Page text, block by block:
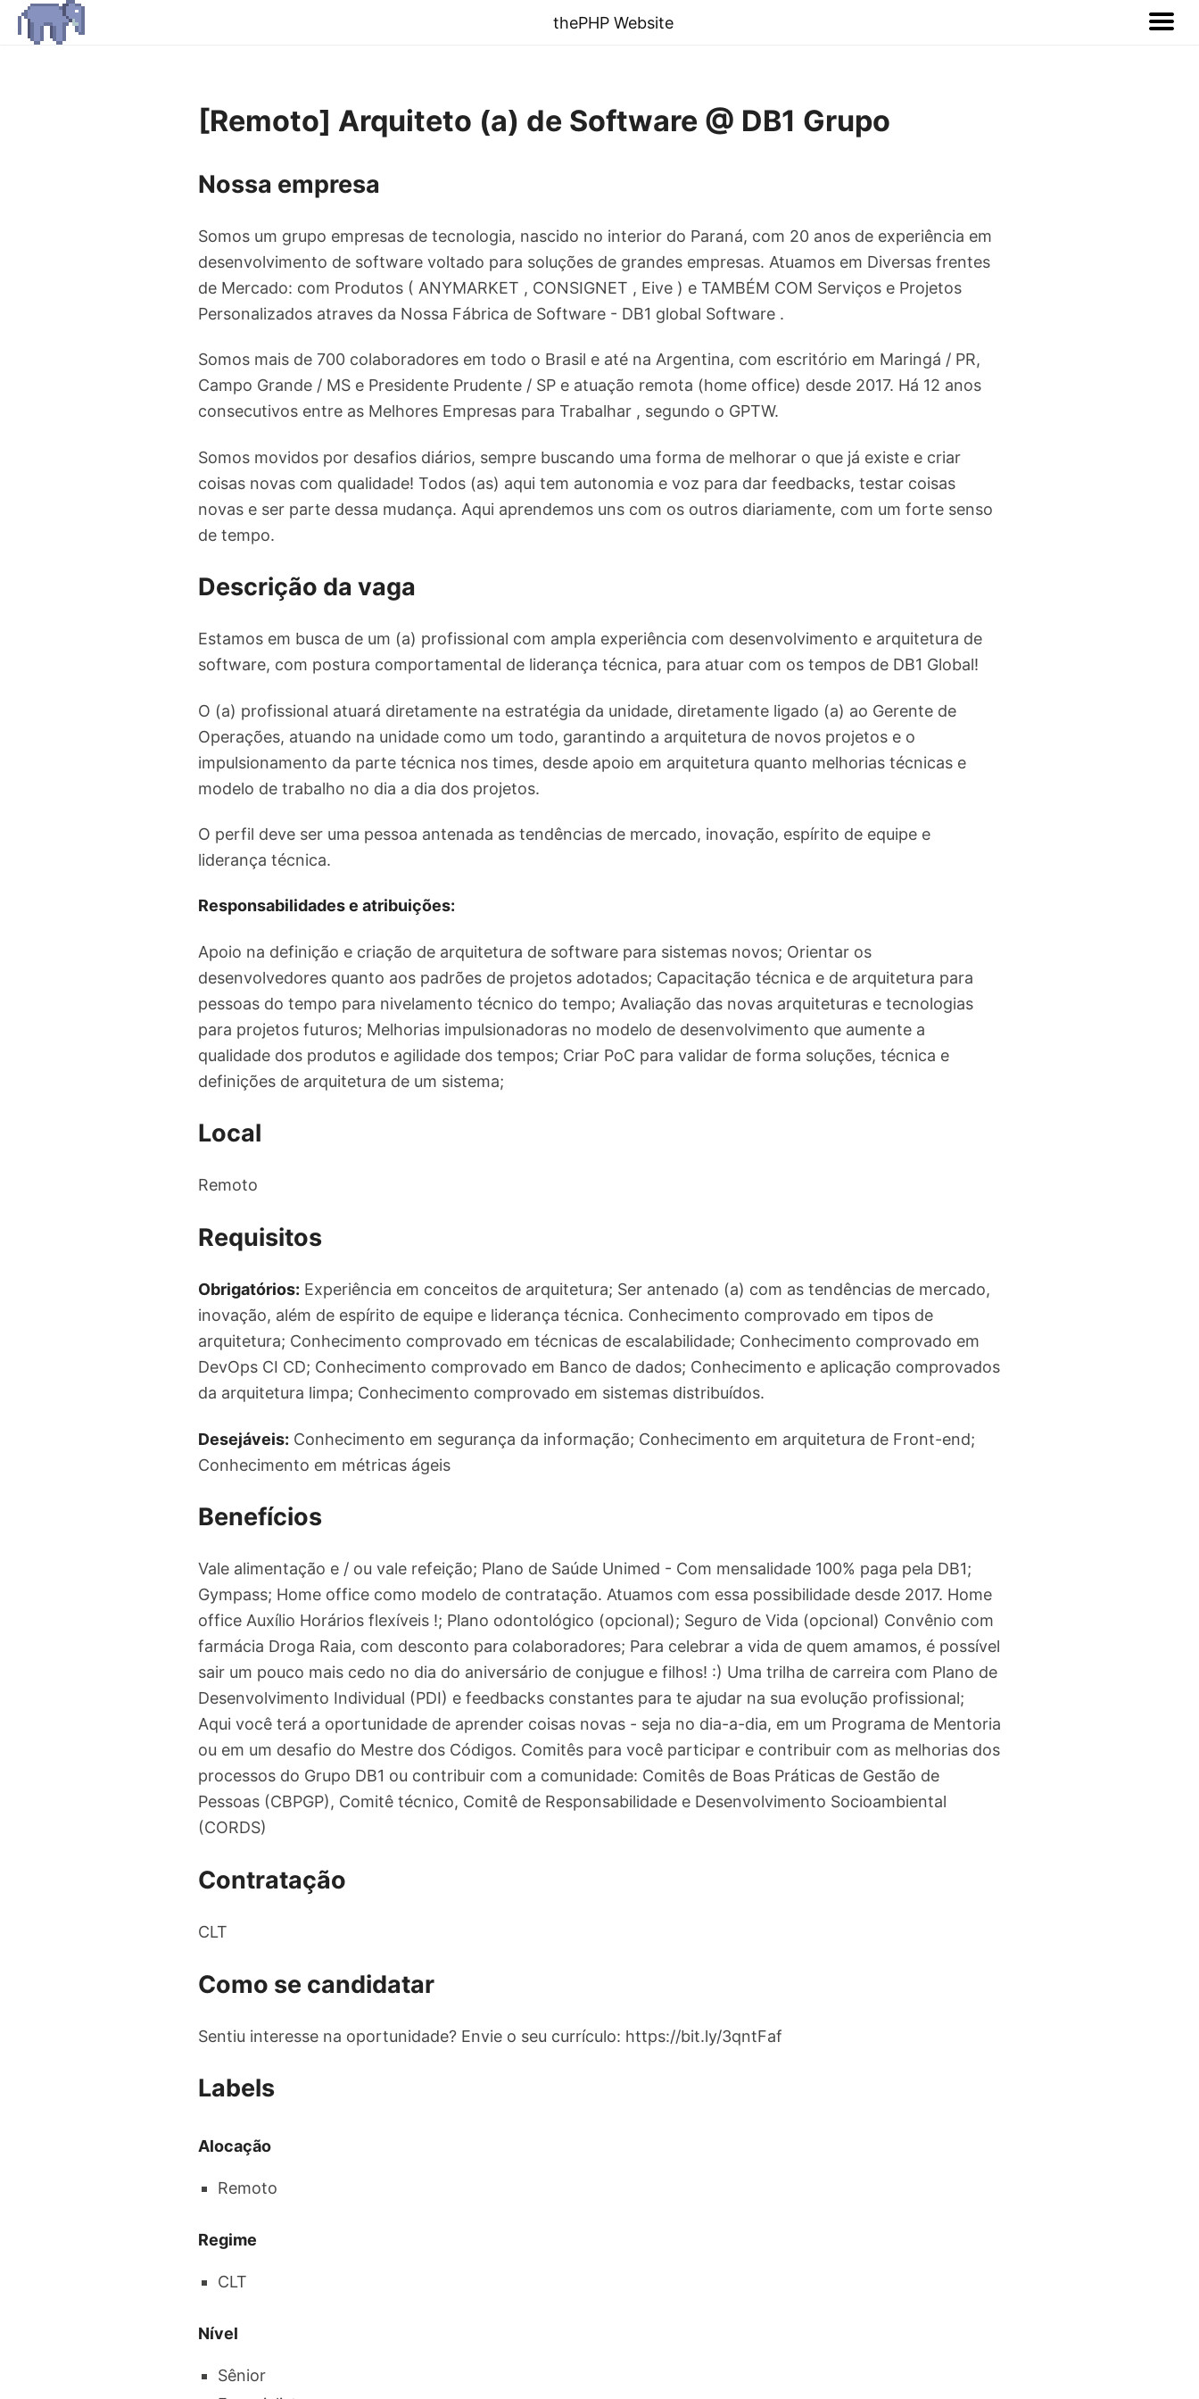
thePHP Website
[Remoto] Arquiteto (a) de Software @ DB1 Grupo
Nossa empresa
Somos um grupo empresas de tecnologia, nascido no interior do Paraná, com 20 anos de experiência em
desenvolvimento de software voltado para soluções de grandes empresas. Atuamos em Diversas frentes
de Mercado: com Produtos ( ANYMARKET , CONSIGNET , Eive ) e TAMBÉM COM Serviços e Projetos
Personalizados atraves da Nossa Fábrica de Software - DB1 global Software .
Somos mais de 700 colaboradores em todo o Brasil e até na Argentina, com escritório em Maringá / PR,
Campo Grande / MS e Presidente Prudente / SP e atuação remota (home office) desde 2017. Há 12 anos
consecutivos entre as Melhores Empresas para Trabalhar , segundo o GPTW.
Somos movidos por desafios diários, sempre buscando uma forma de melhorar o que já existe e criar
coisas novas com qualidade! Todos (as) aqui tem autonomia e voz para dar feedbacks, testar coisas
novas e ser parte dessa mudança. Aqui aprendemos uns com os outros diariamente, com um forte senso
de tempo.
Descrição da vaga
Estamos em busca de um (a) profissional com ampla experiência com desenvolvimento e arquitetura de
software, com postura comportamental de liderança técnica, para atuar com os tempos de DB1 Global!
O (a) profissional atuará diretamente na estratégia da unidade, diretamente ligado (a) ao Gerente de
Operações, atuando na unidade como um todo, garantindo a arquitetura de novos projetos e o
impulsionamento da parte técnica nos times, desde apoio em arquitetura quanto melhorias técnicas e
modelo de trabalho no dia a dia dos projetos.
O perfil deve ser uma pessoa antenada as tendências de mercado, inovação, espírito de equipe e
liderança técnica.
Responsabilidades e atribuições:
Apoio na definição e criação de arquitetura de software para sistemas novos; Orientar os
desenvolvedores quanto aos padrões de projetos adotados; Capacitação técnica e de arquitetura para
pessoas do tempo para nivelamento técnico do tempo; Avaliação das novas arquiteturas e tecnologias
para projetos futuros; Melhorias impulsionadoras no modelo de desenvolvimento que aumente a
qualidade dos produtos e agilidade dos tempos; Criar PoC para validar de forma soluções, técnica e
definições de arquitetura de um sistema;
Local
Remoto
Requisitos
Obrigatórios: Experiência em conceitos de arquitetura; Ser antenado (a) com as tendências de mercado,
inovação, além de espírito de equipe e liderança técnica. Conhecimento comprovado em tipos de
arquitetura; Conhecimento comprovado em técnicas de escalabilidade; Conhecimento comprovado em
DevOps CI CD; Conhecimento comprovado em Banco de dados; Conhecimento e aplicação comprovados
da arquitetura limpa; Conhecimento comprovado em sistemas distribuídos.
Desejáveis: Conhecimento em segurança da informação; Conhecimento em arquitetura de Front-end;
Conhecimento em métricas ágeis
Benefícios
Vale alimentação e / ou vale refeição; Plano de Saúde Unimed - Com mensalidade 100% paga pela DB1;
Gympass; Home office como modelo de contratação. Atuamos com essa possibilidade desde 2017. Home
office Auxílio Horários flexíveis !; Plano odontológico (opcional); Seguro de Vida (opcional) Convênio com
farmácia Droga Raia, com desconto para colaboradores; Para celebrar a vida de quem amamos, é possível
sair um pouco mais cedo no dia do aniversário de conjugue e filhos! :) Uma trilha de carreira com Plano de
Desenvolvimento Individual (PDI) e feedbacks constantes para te ajudar na sua evolução profissional;
Aqui você terá a oportunidade de aprender coisas novas - seja no dia-a-dia, em um Programa de Mentoria
ou em um desafio do Mestre dos Códigos. Comitês para você participar e contribuir com as melhorias dos
processos do Grupo DB1 ou contribuir com a comunidade: Comitês de Boas Práticas de Gestão de
Pessoas (CBPGP), Comitê técnico, Comitê de Responsabilidade e Desenvolvimento Socioambiental
(CORDS)
Contratação
CLT
Como se candidatar
Sentiu interesse na oportunidade? Envie o seu currículo: https://bit.ly/3qntFaf
Labels
Alocação
Remoto
Regime
CLT
Nível
Sênior